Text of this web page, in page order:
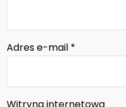
Adres e-mail *